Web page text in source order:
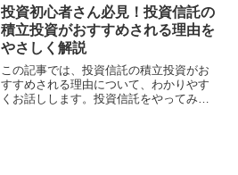
証券口座について知っておきましょう。
証券口座とは、株式や投...
投資初心者さん必見！投資信託の
積立投資がおすすめされる理由を
やさしく解説
この記事では、投資信託の積立投資がお
すすめされる理由について、わかりやす
くお話しします。投資信託をやってみよ